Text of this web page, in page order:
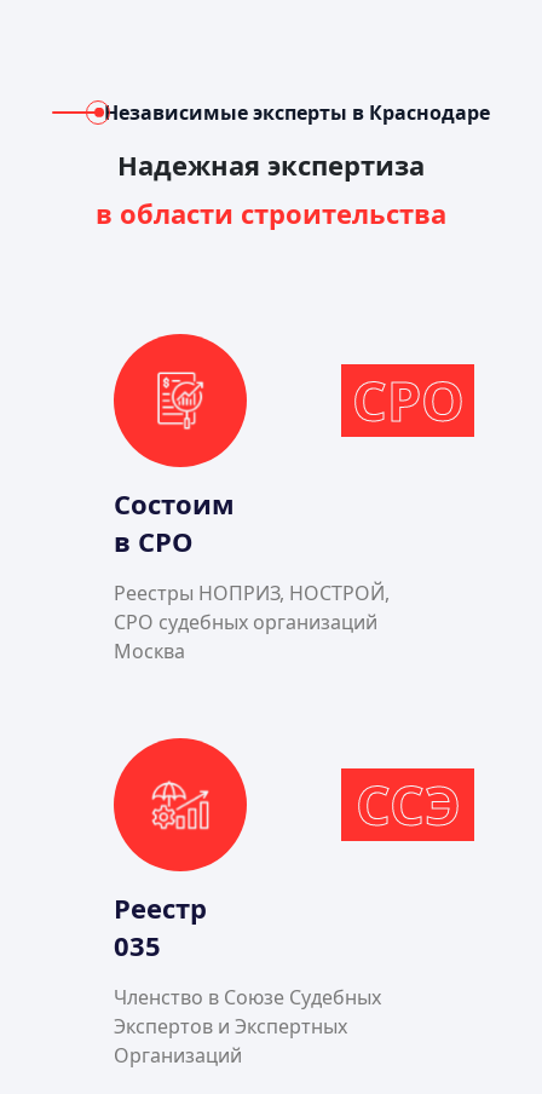
Независимые эксперты в Краснодаре
Надежная экспертиза
в области строительства
СРО
Состоим
в СРО
Реестры НОПРИЗ, НОСТРОЙ,
СРО судебных организаций
Москва
ССЭ
Реестр
035
Членство в Союзе Судебных
Экспертов и Экспертных
Организаций